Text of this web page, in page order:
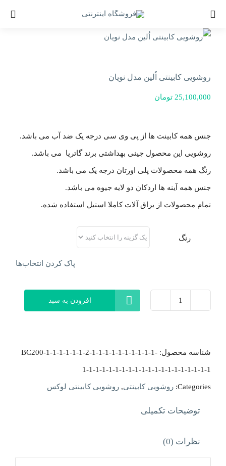
روشویی کابینتی اُلین مدل نویان
25,100,000 تومان
جنس همه کابینت ها از پی وی سی درجه یک ضد آب می باشد.
روشویی این محصول چینی بهداشتی برند گاتریا می باشد.
رنگ همه محصولات پلی اورتان درجه یک می باشد.
جنس همه آینه ها اردکان دو لایه جیوه می باشد.
تمام محصولات از یراق آلات کاملا استیل استفاده شده.
رنگ
پاک کردن انتخاب‌ها
مدل
عدد
افزودن به سبد
شناسه محصول: BC200-1-1-1-1-1-1-2-1-1-1-1-1-1-1-1-1-1-
1-1-1-1-1-1-1-1-1-1-1-1-1-1-1-1-1-1-1-1
Categories: روشویی کابینتی, روشویی کابینتی لوکس
توضیحات تکمیلی
نظرات (0)